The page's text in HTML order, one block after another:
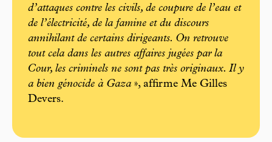
d’attaques contre les civils, de coupure de l’eau et
de l’électricité, de la famine et du discours
annihilant de certains dirigeants. On retrouve
tout cela dans les autres affaires jugées par la
Cour, les criminels ne sont pas très originaux. Il y
a bien génocide à Gaza », affirme Me Gilles
Devers.